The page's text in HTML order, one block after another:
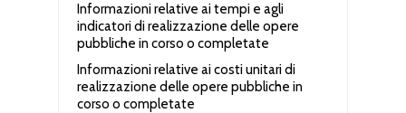
Informazioni relative ai tempi e agli
indicatori di realizzazione delle opere
pubbliche in corso o completate
Informazioni relative ai costi unitari di
realizzazione delle opere pubbliche in
corso o completate